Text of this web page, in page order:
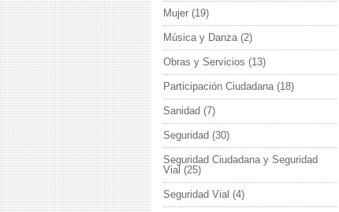
Mujer (19)
Música y Danza(2)
Obras y Servicios (13)
Participación Ciudadana(18)
Sanidad (7)
Seguridad (30)
Seguridad Ciudadana y Seguridad
Vial (25)
Seguridad Vial (4)